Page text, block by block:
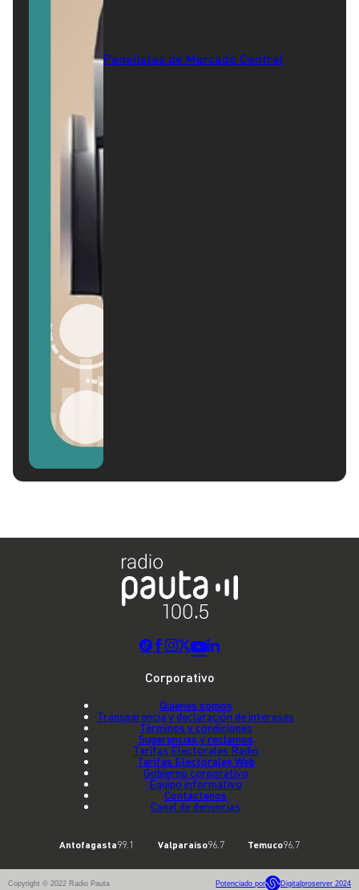
Panelistas de Mercado Central
Corporativo
Quienes somos
Transparencia y declaración de intereses
Términos y condiciones
Sugerencias y reclamos
Tarifas Electorales Radio
Tarifas Electorales Web
Gobierno corporativo
Equipo informativo
Contáctenos
Canal de denuncias
Antofagasta99.1 Valparaíso96.7 Temuco96.7
Copyright © 2022 Radio Pauta Potenciado por Digitalproserver 2024